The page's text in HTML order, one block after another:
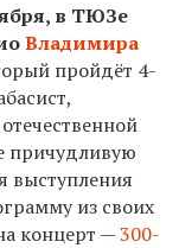
в ТЮЗе
Владимира
пройдёт 4-
причудливую
выступления
из своих
концерт —300-